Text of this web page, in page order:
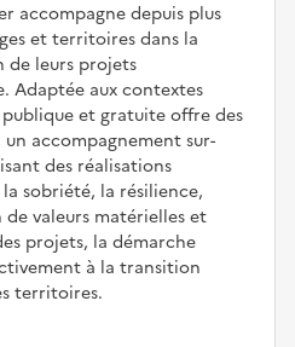
accompagne depuis plus
et territoires dans la
de leurs projets
Adaptée aux contextes
et gratuite offre des
accompagnement sur-
des réalisations
sobriété, la résilience,
valeurs matérielles et
projets, la démarche
à la transition
territoires.